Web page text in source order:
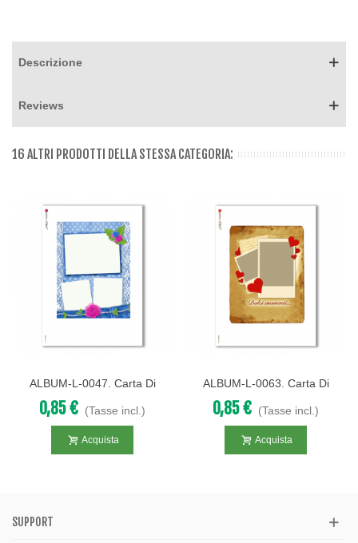
Descrizione
Reviews
16 ALTRI PRODOTTI DELLA STESSA CATEGORIA:
ALBUM-L-0047. Carta Di
Riso Album Per Decoupage.
0,85 € (Tasse incl.)
Acquista
ALBUM-L-0063. Carta Di
Riso Album Per Decoupage.
0,85 € (Tasse incl.)
Acquista
SUPPORT